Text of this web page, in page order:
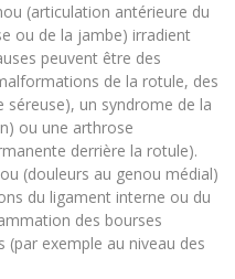
(articulation antérieure du
ou de la jambe) irradient
peuvent être des
de la rotule, des
un syndrome de la
ou une arthrose
derrière la rotule).
(douleurs au genou médial)
du ligament interne ou du
des bourses
(par exemple au niveau des